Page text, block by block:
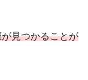
見つかることが